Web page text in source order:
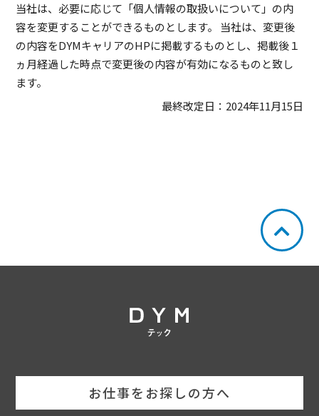
当社は、必要に応じて「個人情報の取扱いについて」の内
容を変更することができるものとします。 当社は、変更後
の内容をDYMキャリアのHPに掲載するものとし、掲載後１
ヵ月経過した時点で変更後の内容が有効になるものと致し
ます。
最終改定日：2024年11月15日
お仕事をお探しの方へ